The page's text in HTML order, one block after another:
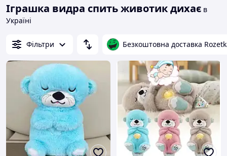
Іграшка видра спить животик дихає в
Україні
Фільтри Безкоштовна доставка